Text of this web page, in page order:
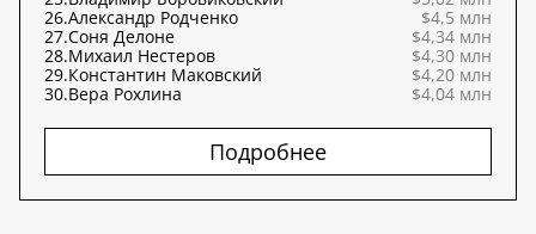
26.Александр Родченко
$4,5 млн
27.Соня Делоне
$4,34 млн
28.Михаил Нестеров
$4,30 млн
29.Константин Маковский
$4,20 млн
30.Вера Рохлина $4,04 млн
Подробнее